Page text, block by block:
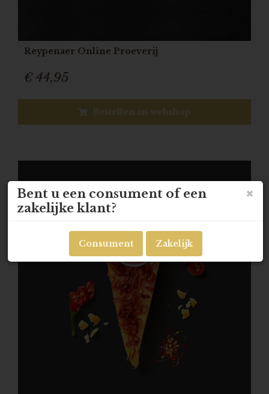
Reypenaer Online Proeverij
€ 44,95
Bestellen in webshop
Consument Zakelijk
Bent u een consument of een
zakelijke klant?